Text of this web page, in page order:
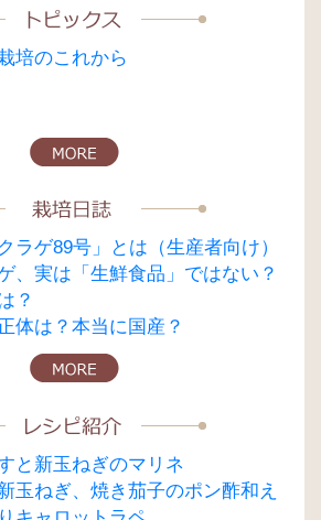
培のこれから
ラゲ89号」とは（生産者向け）
、実は「生鮮食品」ではない？
？
体は？本当に国産？
と新玉ねぎのマリネ
玉ねぎ、焼き茄子のポン酢和え